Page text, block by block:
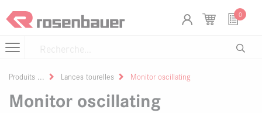
0
Produits Lances tourelles Monitor oscillating
Monitor oscillating